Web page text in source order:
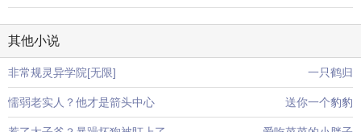
其他小说
非常规灵异学院[无限] 一只鹤归
懦弱老实人？他才是箭头中心 送你一个豹豹